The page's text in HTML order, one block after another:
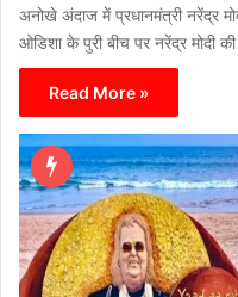
अनोखे अंदाज में प्रधानमंत्री नरेंद्र
ओडिशा के पुरी बीच पर नरेंद्र मोदी
Read More »